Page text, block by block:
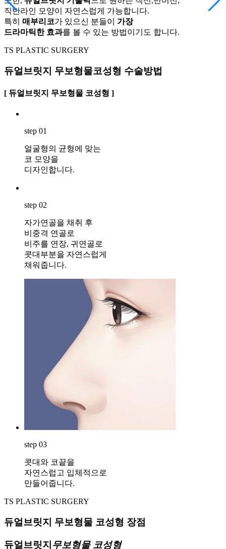
직반라인 모양이 자연스럽게 가능합니다.
특히 매부리코가 있으신 분들이 가장
드라마틱한 효과를 볼 수 있는 방법이기도 합니다.
TS PLASTIC SURGERY
듀얼브릿지 무보형물코성형 수술방법
[ 듀얼브릿지 무보형물 코성형 ]
step 01
얼굴형의 균형에 맞는
코 모양을
디자인합니다.
step 02
자가연골을 채취 후
비중격 연골로
비주를 연장, 귀연골로
콧대부분을 자연스럽게
채워줍니다.
step 03
콧대와 코끝을
자연스럽고 입체적으로
만들어줍니다.
TS PLASTIC SURGERY
듀얼브릿지 무보형물 코성형 장점
듀얼브릿지 무보형물 코성형